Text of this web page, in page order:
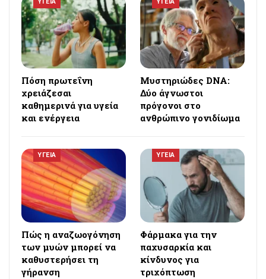
ΥΓΕΙΑ
Πόση πρωτεΐνη
χρειάζεσαι
καθημερινά για υγεία
και ενέργεια
ΥΓΕΙΑ
Μυστηριώδες DNA:
Δύο άγνωστοι
πρόγονοι στο
ανθρώπινο γονιδίωμα
ΥΓΕΙΑ
Πώς η αναζωογόνηση
των μυών μπορεί να
καθυστερήσει τη
γήρανση
ΥΓΕΙΑ
Φάρμακα για την
παχυσαρκία και
κίνδυνος για
τριχόπτωση